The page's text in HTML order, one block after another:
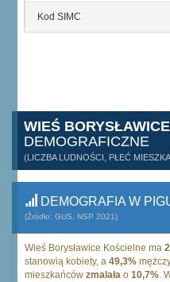
Kod SIMC
WIEŚ
DEMOGRAFICZNE
(LICZBA LUDNOŚCI, PŁEĆ
DEMOGRAFIA W
(Źródło: GUS, NSP 2021)
Wieś Borysławice Kościelne ma
stanowią kobiety, a 49,3%
mieszkańców zmalała o 10,7%.